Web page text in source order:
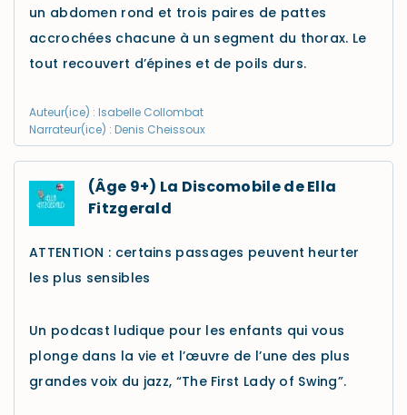
un abdomen rond et trois paires de pattes
accrochées chacune à un segment du thorax. Le
tout recouvert d’épines et de poils durs.
Auteur(ice) : Isabelle Collombat
Narrateur(ice) : Denis Cheissoux
(Âge 9+) La Discomobile de Ella
Fitzgerald
ATTENTION : certains passages peuvent heurter
les plus sensibles
Un podcast ludique pour les enfants qui vous
plonge dans la vie et l’œuvre de l’une des plus
grandes voix du jazz, “The First Lady of Swing”.